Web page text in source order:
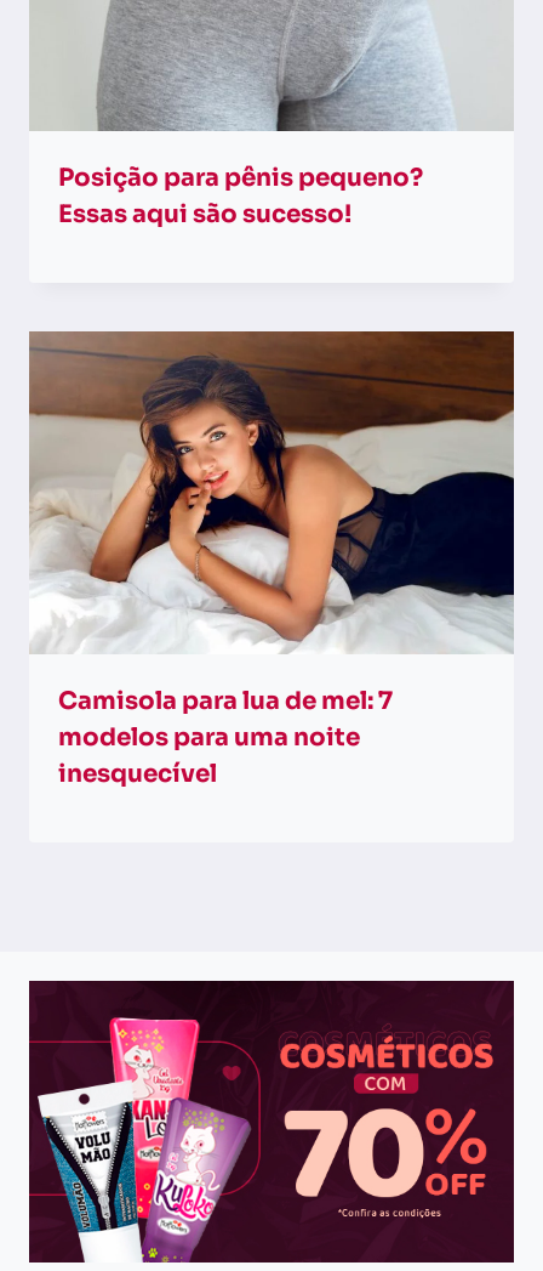
Posição para pênis pequeno?
Essas aqui são sucesso!
Camisola para lua de mel: 7
modelos para uma noite
inesquecível